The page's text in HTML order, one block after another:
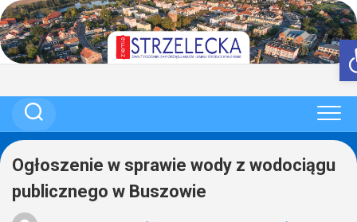
Skip
to
content
Ogłoszenie w sprawie wody z wodociągu
publicznego w Buszowie